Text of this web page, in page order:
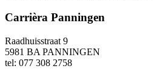
Carrièra Panningen
Raadhuisstraat 9
5981 BA PANNINGEN
tel: 077 308 2758